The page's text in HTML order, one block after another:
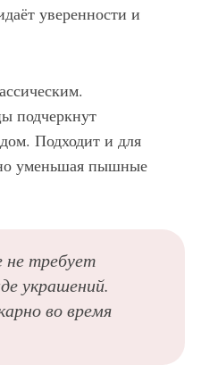
уверенности и
подчеркнут
Подходит и для
уменьшая пышные
не требует
украшений.
во время